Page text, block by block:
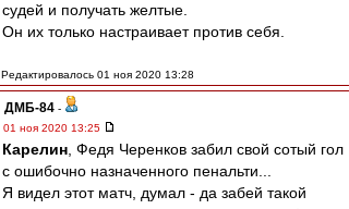
судей и получать желтые.
Он их только настраивает против себя.
Редактировалось 01 ноя 2020 13:28
ДМБ-84 -
01 ноя 2020 13:25
Карелин , Федя Черенков забил свой сотый гол
с ошибочно назначенного пенальти...
Я видел этот матч, думал - да забей такой